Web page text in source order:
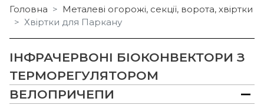
Головна
Металеві огорожі, секції, ворота, хвіртки
Хвіртки для Паркану
ІНФРАЧЕРВОНІ БІОКОНВЕКТОРИ З
ТЕРМОРЕГУЛЯТОРОМ
ВЕЛОПРИЧЕПИ